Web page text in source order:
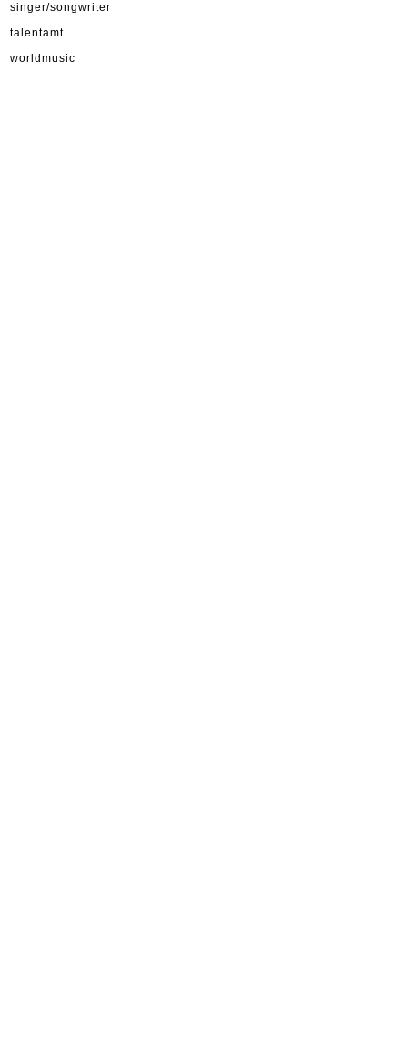
singer/songwriter
talentamt
worldmusic